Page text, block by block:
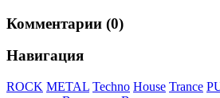
Комментарии (0)
Навигация
ROCK METAL Techno House Trance